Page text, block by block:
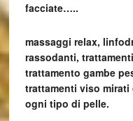
facciate…..
massaggi relax,
rassodanti,
trattamento gambe
trattamenti viso
ogni tipo di pelle.